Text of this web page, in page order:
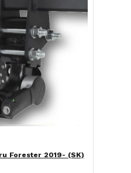
Forester 2019- (SK)